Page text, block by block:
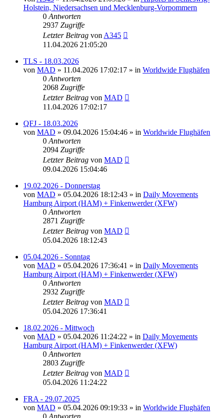
Holstein, Niedersachsen und Mecklenburg-Vorpommern
0 Antworten
2937 Zugriffe
Letzter Beitrag von A345
11.04.2026 21:05:20
TLS - 18.03.2026
von MAD » 11.04.2026 17:02:17 » in Worldwide Flughäfen
0 Antworten
2068 Zugriffe
Letzter Beitrag von MAD
11.04.2026 17:02:17
QFJ - 18.03.2026
von MAD » 09.04.2026 15:04:46 » in Worldwide Flughäfen
0 Antworten
2094 Zugriffe
Letzter Beitrag von MAD
09.04.2026 15:04:46
19.02.2026 - Donnerstag
von MAD » 05.04.2026 18:12:43 » in Daily Movements
Hamburg Airport (HAM) + Finkenwerder (XFW)
0 Antworten
2871 Zugriffe
Letzter Beitrag von MAD
05.04.2026 18:12:43
05.04.2026 - Sonntag
von MAD » 05.04.2026 17:36:41 » in Daily Movements
Hamburg Airport (HAM) + Finkenwerder (XFW)
0 Antworten
2932 Zugriffe
Letzter Beitrag von MAD
05.04.2026 17:36:41
18.02.2026 - Mittwoch
von MAD » 05.04.2026 11:24:22 » in Daily Movements
Hamburg Airport (HAM) + Finkenwerder (XFW)
0 Antworten
2803 Zugriffe
Letzter Beitrag von MAD
05.04.2026 11:24:22
FRA - 29.07.2025
von MAD » 05.04.2026 09:19:33 » in Worldwide Flughäfen
0 Antworten